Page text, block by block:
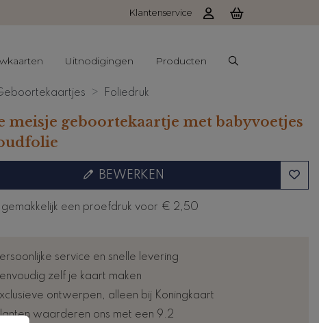
Klantenservice
Uitnodigingen Producten
Foliedruk
meisje geboortekaartje met babyvoetjes
BEWERKEN
gemakkelijk een proefdruk voor € 2,50
service en snelle levering
zelf je kaart maken
ontwerpen, alleen bij Koningkaart
waarderen ons met een 9.2